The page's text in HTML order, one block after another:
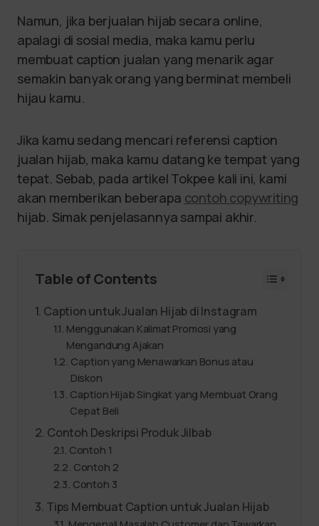
Namun, jika berjualan hijab secara online,
apalagi di sosial media, maka kamu perlu
membuat caption jualan yang menarik agar
semakin banyak orang yang berminat membeli
hijau kamu.
Jika kamu sedang mencari referensi caption
jualan hijab, maka kamu datang ke tempat yang
tepat. Sebab, pada artikel Tokpee kali ini, kami
akan memberikan beberapa contoh copywriting
hijab. Simak penjelasannya sampai akhir.
Table of Contents
Caption untuk Jualan Hijab di Instagram
Menggunakan Kalimat Promosi yang
Mengandung Ajakan
Caption yang Menawarkan Bonus atau
Diskon
Caption Hijab Singkat yang Membuat Orang
Cepat Beli
Contoh Deskripsi Produk Jilbab
Contoh 1
Contoh 2
Contoh 3
Tips Membuat Caption untuk Jualan Hijab